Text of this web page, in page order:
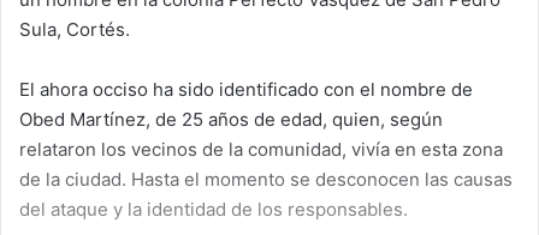
Sula, Cortés.
El ahora occiso ha sido identificado con el nombre de
Obed Martínez, de 25 años de edad, quien, según
relataron los vecinos de la comunidad, vivía en esta zona
de la ciudad. Hasta el momento se desconocen las causas
del ataque y la identidad de los responsables.